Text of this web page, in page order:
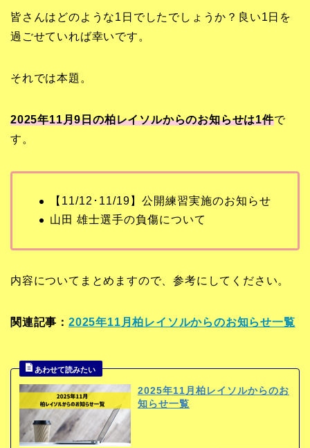
皆さんはどのような1日でしたでしょうか？良い1日を
過ごせていれば幸いです。
それでは本題。
2025年11月9日の柏レイソルからのお知らせは1件で
す。
【11/12･11/19】公開練習実施のお知らせ
山田 雄士選手の負傷について
内容についてまとめますので、参考にしてください。
関連記事： 2025年11月柏レイソルからのお知らせ一覧
2025年11月柏レイソルからのお
知らせ一覧